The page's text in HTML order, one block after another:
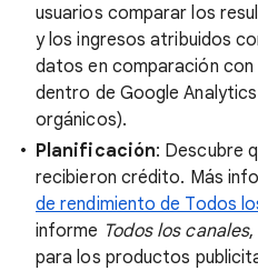
usuarios comparar los
y los ingresos atribuidos
datos en comparación
dentro de Google
orgánicos).
Planificación: Descubre
recibieron crédito. Más
de rendimiento de Todos
informe Todos los canales,
para los productos